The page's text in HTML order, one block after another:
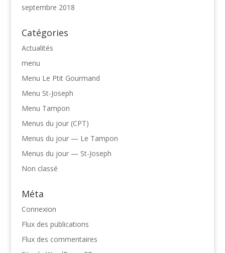
septembre 2018
Catégories
Actualités
menu
Menu Le Ptit Gourmand
Menu St-Joseph
Menu Tampon
Menus du jour (CPT)
Menus du jour — Le Tampon
Menus du jour — St-Joseph
Non classé
Méta
Connexion
Flux des publications
Flux des commentaires